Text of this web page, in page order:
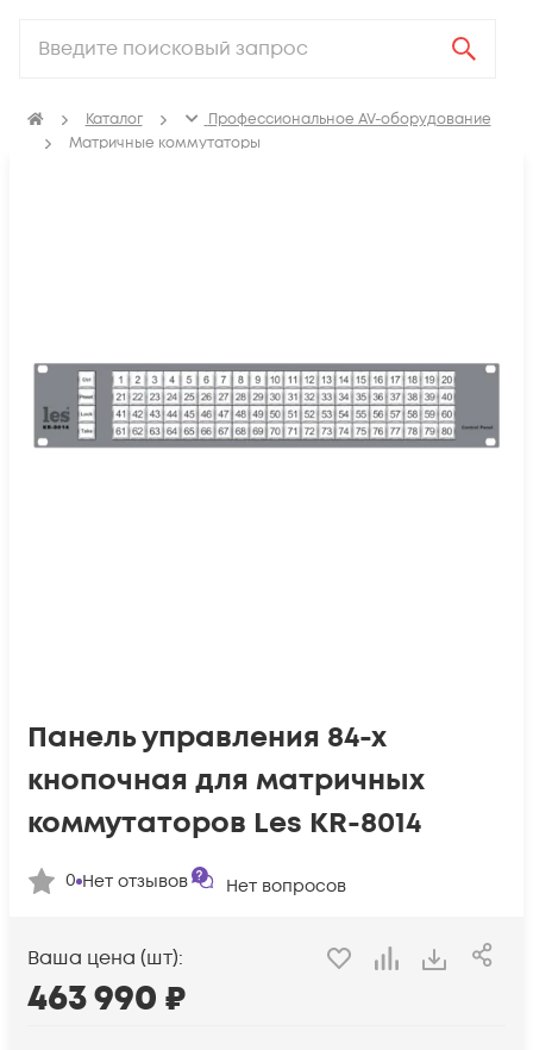
Каталог
Профессиональное AV-оборудование
Матричные коммутаторы
Панель управления 84-х
кнопочная для матричных
коммутаторов Les KR-8014
0 Нет отзывов Нет вопросов
Ваша цена (шт):
463 990 ₽